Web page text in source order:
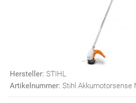
Hersteller: STIHL
Artikelnummer: Stihl Akkumotorsense